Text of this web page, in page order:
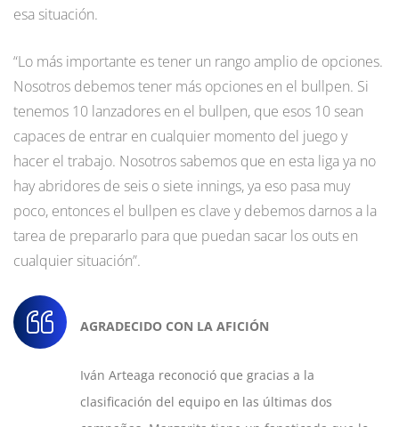
esa situación.
“Lo más importante es tener un rango amplio de opciones.
Nosotros debemos tener más opciones en el bullpen. Si
tenemos 10 lanzadores en el bullpen, que esos 10 sean
capaces de entrar en cualquier momento del juego y
hacer el trabajo. Nosotros sabemos que en esta liga ya no
hay abridores de seis o siete innings, ya eso pasa muy
poco, entonces el bullpen es clave y debemos darnos a la
tarea de prepararlo para que puedan sacar los outs en
cualquier situación”.
AGRADECIDO CON LA AFICIÓN
Iván Arteaga reconoció que gracias a la
clasificación del equipo en las últimas dos